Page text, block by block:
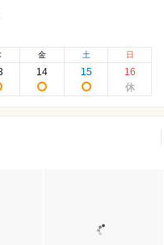
金
14
土
15
日
16